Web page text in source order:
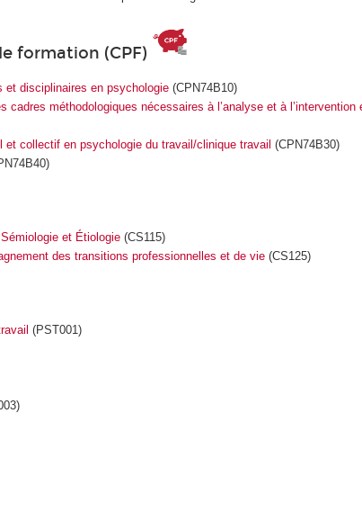
formation (CPF)
et disciplinaires en psychologie(CPN74B10)
méthodologiques nécessaires à l’analyse et à l’intervention
collectif en psychologie du travail/clinique travail (CPN74B30)
et Étiologie(CS115)
des transitions professionnelles et de vie(CS125)
(PST001)